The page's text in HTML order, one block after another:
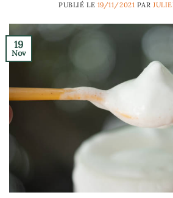
PUBLIÉ LE 19/11/2021 PAR
19
Nov